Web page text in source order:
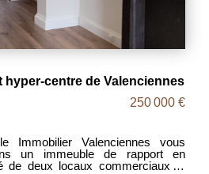
hyper-centre de Valenciennes
250 000 €
Immobilier Valenciennes vous
un immeuble de rapport en
de deux locaux commerciaux et